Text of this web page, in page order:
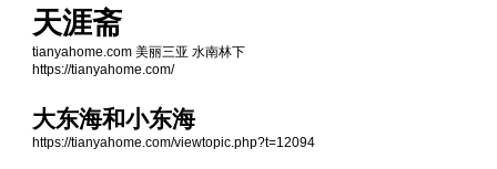
天涯斋
tianyahome.com 美丽三亚 水南林下
https://tianyahome.com/
大东海和小东海
https://tianyahome.com/viewtopic.php?t=12094